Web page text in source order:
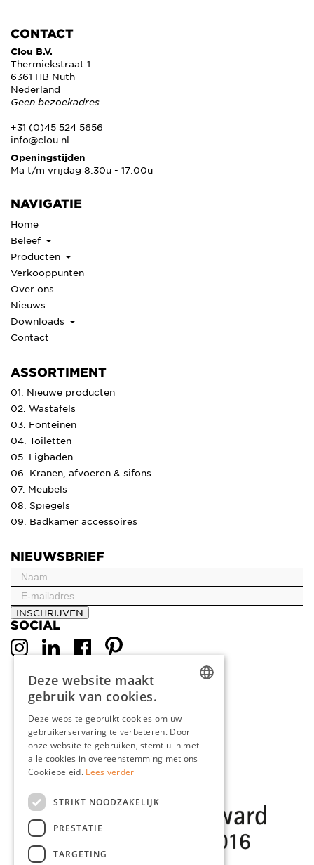
CONTACT
Clou B.V.
Thermiekstraat 1
6361 HB Nuth
Nederland
Geen bezoekadres
+31 (0)45 524 5656
info@clou.nl
Openingstijden
Ma t/m vrijdag 8:30u - 17:00u
NAVIGATIE
Home
Beleef
Producten
Verkooppunten
Over ons
Nieuws
Downloads
Contact
ASSORTIMENT
01. Nieuwe producten
02. Wastafels
03. Fonteinen
04. Toiletten
05. Ligbaden
06. Kranen, afvoeren & sifons
07. Meubels
08. Spiegels
09. Badkamer accessoires
NIEUWSBRIEF
INSCHRIJVEN
SOCIAL
ENGLISH
FRENCH
Deze website maakt
gebruik van cookies.
Deze website gebruikt cookies om uw
gebruikerservaring te verbeteren. Door
onze website te gebruiken, stemt u in met
alle cookies in overeenstemming met ons
Cookiebeleid. Lees verder
STRIKT NOODZAKELIJK
PRESTATIE
TARGETING